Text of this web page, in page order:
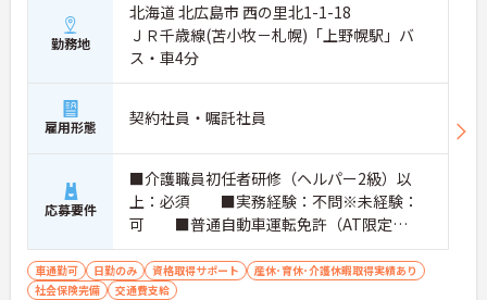
勤務地
北海道 北広島市 西の里北1-1-18
ＪＲ千歳線(苫小牧－札幌)「上野幌駅」バ
ス・車4分
雇用形態 契約社員・嘱託社員
応募要件
■介護職員初任者研修（ヘルパー2級）以
上：必須 ■実務経験：不問※未経験：
可 ■普通自動車運転免許（AT限定
可）：あれば尚可 ※PCスキル：PC操作
（文字入力など）
車通勤可 日勤のみ 資格取得サポート
産休･育休･介護休暇取得実績あり
社会保険完備
交通費支給